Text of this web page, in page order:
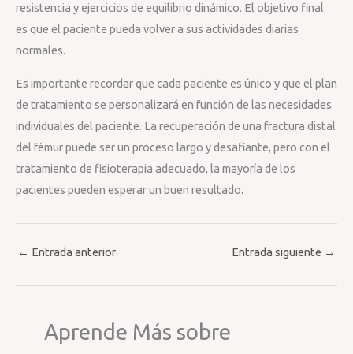
resistencia y ejercicios de equilibrio dinámico. El objetivo final
es que el paciente pueda volver a sus actividades diarias
normales.
Es importante recordar que cada paciente es único y que el plan
de tratamiento se personalizará en función de las necesidades
individuales del paciente. La recuperación de una fractura distal
del fémur puede ser un proceso largo y desafiante, pero con el
tratamiento de fisioterapia adecuado, la mayoría de los
pacientes pueden esperar un buen resultado.
← Entrada anterior Entrada siguiente →
Aprende Más sobre